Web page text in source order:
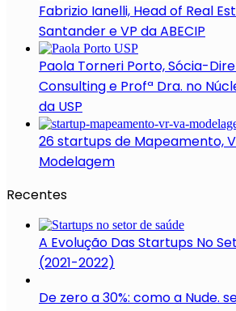
Fabrizio Ianelli, Head of Real
Santander e VP da ABECIP
Paola Torneri Porto, Sócia-
Consulting e Profª Dra. no
da USP
26 startups de Mapeamento,
Modelagem
Recentes
A Evolução Das Startups No
(2021-2022)
De zero a 30%: como a Nude.